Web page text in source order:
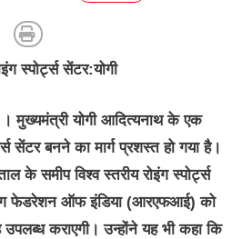
स्पोर्ट्स सेंटर:योगी
मुख्यमंत्री योगी आदित्यनाथ के एक
सेंटर बनने का मार्ग प्रशस्त हो गया है।
के समीप विश्व स्तरीय रोइंग स्पोर्ट्स
फेडरेशन ऑफ इंडिया (आरएफआई) को
उपलब्ध कराएगी। उन्होंने यह भी कहा कि